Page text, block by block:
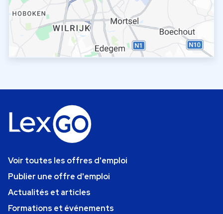
Voir toutes les offres d'emploi
Publier une offre d'emploi
Actualités et articles
Formations et événements